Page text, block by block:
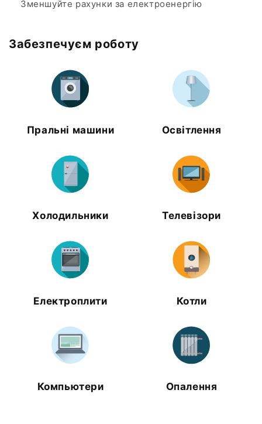
Зменшуйте рахунки за електроенергію
Забезпечуєм роботу
Пральні машини Освітлення
Холодильники Телевізори
Електроплити Котли
Компьютери Опалення